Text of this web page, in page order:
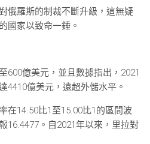
俄羅斯的制裁不斷升級，這無疑
國家以致命一錘。
600億美元，並且數據指出，2021
4410億美元，遠超外儲水平。
在14.50比1至15.00比1的區間波
16.4477。自2021年以來，里拉對